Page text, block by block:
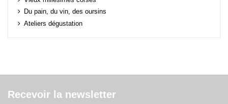
Du pain, du vin, des oursins
Ateliers dégustation
Recevoir la newsletter